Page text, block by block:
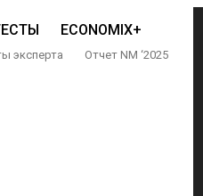
ECONOMIX+
эксперта Отчет NM ‘2025